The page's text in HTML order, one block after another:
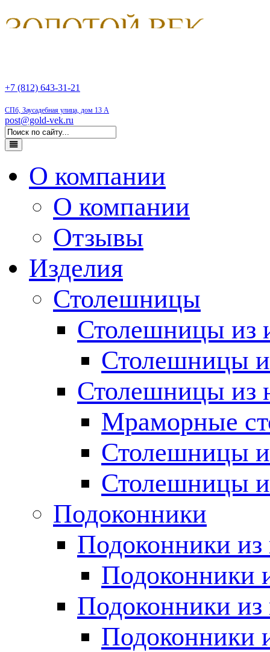
+7 (812) 643-31-21
СПб, Заусадебная улица, дом 13 А
post@gold-vek.ru
О компании
О компании
Отзывы
Изделия
Столешницы
Столешницы из
Столешницы
Столешницы из
Мраморные
Столешницы
Столешницы
Подоконники
Подоконники из
Подоконники
Подоконники из
Подоконники